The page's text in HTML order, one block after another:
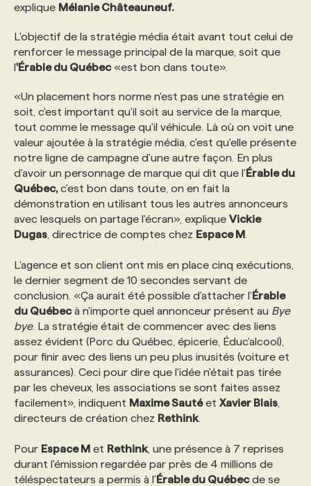
explique Mélanie Châteauneuf.
L'objectif de la stratégie média était avant tout celui de
renforcer le message principal de la marque, soit que
l'Érable du Québec«est bon dans toute».
«Un placement hors norme n'est pas une stratégie en
soit, c'est important qu'il soit au service de la marque,
tout comme le message qu'il véhicule. Là où on voit une
valeur ajoutée à la stratégie média, c'est qu'elle présente
notre ligne de campagne d'une autre façon. En plus
d'avoir un personnage de marque qui dit que l'Érable du
Québec,c'est bon dans toute, on en fait la
démonstration en utilisant tous les autres annonceurs
avec lesquels on partage l'écran», explique Vickie
Dugas , directrice de comptes chez Espace M
L'agence et son client ont mis en place cinq exécutions,
le dernier segment de 10 secondes servant de
conclusion. «Ça aurait été possible d'attacher l'Érable
du Québecà n'importe quel annonceur présent au Bye
bye. La stratégie était de commencer avec des liens
assez évident (Porc du Québec, épicerie, Éduc'alcool),
pour finir avec des liens un peu plus inusités (voiture et
assurances). Ceci pour dire que l'idée n'était pas tirée
par les cheveux, les associations se sont faites assez
facilement», indiquent Maxime Sautéet Xavier Blais
directeurs de création chez Rethink.
Pour Espace M et Rethink, une présence à 7 reprises
durant l'émission regardée par près de 4 millions de
téléspectateurs a permis à l'Érable du Québecde se